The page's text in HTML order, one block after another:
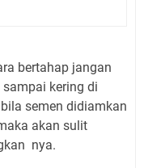
bertahap jangan
kering di
semen didiamkan
akan sulit
nya.